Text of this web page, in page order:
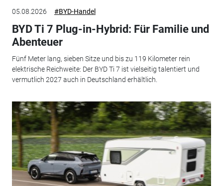
05.08.2026 #BYD-Handel
BYD Ti 7 Plug-in-Hybrid: Für Familie und
Abenteuer
Fünf Meter lang, sieben Sitze und bis zu 119 Kilometer rein
elektrische Reichweite: Der BYD Ti 7 ist vielseitig talentiert und
vermutlich 2027 auch in Deutschland erhältlich.